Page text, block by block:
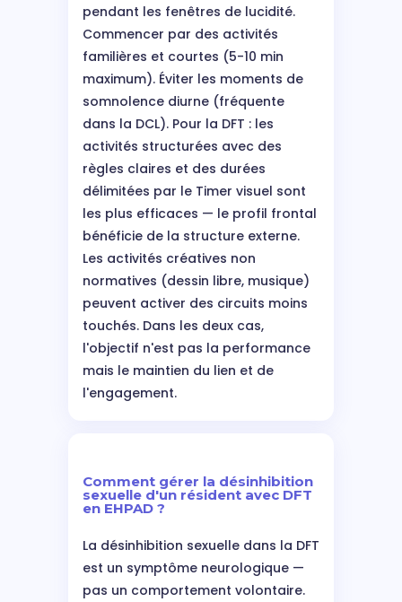
pendant les fenêtres de lucidité.
Commencer par des activités
familières et courtes (5-10 min
maximum). Éviter les moments de
somnolence diurne (fréquente
dans la DCL). Pour la DFT : les
activités structurées avec des
règles claires et des durées
délimitées par le Timer visuel sont
les plus efficaces — le profil frontal
bénéficie de la structure externe.
Les activités créatives non
normatives (dessin libre, musique)
peuvent activer des circuits moins
touchés. Dans les deux cas,
l'objectif n'est pas la performance
mais le maintien du lien et de
l'engagement.
Comment gérer la désinhibition
sexuelle d'un résident avec DFT
en EHPAD ?
La désinhibition sexuelle dans la DFT
est un symptôme neurologique —
pas un comportement volontaire.